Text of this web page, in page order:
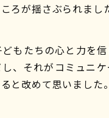
ろが揺さぶられまし
もたちの心と力を
、それがコミュニ
と改めて思いました。